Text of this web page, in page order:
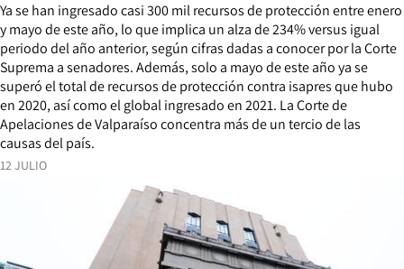
12 JULIO
Ya se han ingresado casi 300 mil recursos de protección entre enero
y mayo de este año, lo que implica un alza de 234% versus igual
periodo del año anterior, según cifras dadas a conocer por la Corte
Suprema a senadores. Además, solo a mayo de este año ya se
superó el total de recursos de protección contra isapres que hubo
en 2020, así como el global ingresado en 2021. La Corte de
Apelaciones de Valparaíso concentra más de un tercio de las
causas del país.